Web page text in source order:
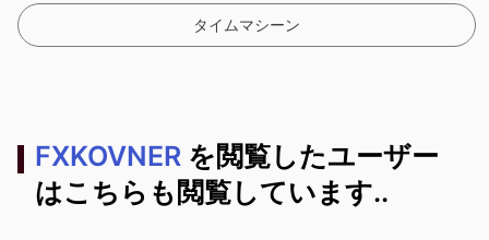
タイムマシーン
FXKOVNER を閲覧したユーザー
はこちらも閲覧しています..